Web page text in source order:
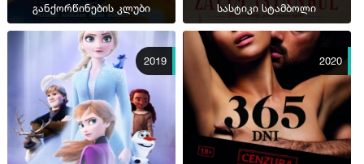
განქორწინების კლუბი სასტიკი სტამბოლი
2019 2020